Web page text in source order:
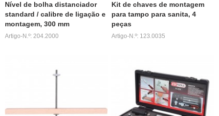
Nível de bolha distanciador
standard / calibre de ligação e
montagem, 300 mm
Artigo-N.º: 204.2000
Kit de chaves de montagem
para tampo para sanita, 4
peças
Artigo-N.º: 123.0035